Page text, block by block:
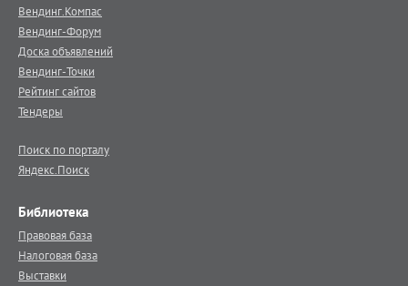
Вендинг.Компас
Вендинг-Форум
Доска объявлений
Вендинг-Точки
Рейтинг сайтов
Тендеры
Поиск по порталу
Яндекс.Поиск
Библиотека
Правовая база
Налоговая база
Выставки